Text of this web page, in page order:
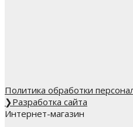
Политика обработки
❯Разработка сайта
Интернет-магазин